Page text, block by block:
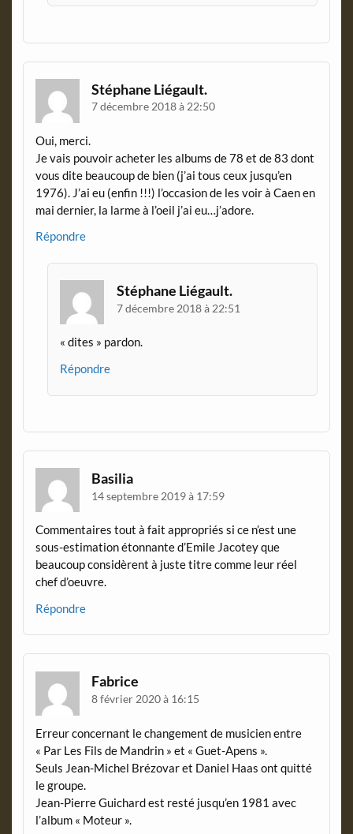
Stéphane Liégault.
7 décembre 2018 à 22:50
Oui, merci.
Je vais pouvoir acheter les albums de 78 et de 83 dont
vous dite beaucoup de bien (j’ai tous ceux jusqu’en
1976). J’ai eu (enfin !!!) l’occasion de les voir à Caen en
mai dernier, la larme à l’oeil j’ai eu…j’adore.
Répondre
Stéphane Liégault.
7 décembre 2018 à 22:51
« dites » pardon.
Répondre
Basilia
14 septembre 2019 à 17:59
Commentaires tout à fait appropriés si ce n’est une
sous-estimation étonnante d’Emile Jacotey que
beaucoup considèrent à juste titre comme leur réel
chef d’oeuvre.
Répondre
Fabrice
8 février 2020 à 16:15
Erreur concernant le changement de musicien entre
« Par Les Fils de Mandrin » et « Guet-Apens ».
Seuls Jean-Michel Brézovar et Daniel Haas ont quitté
le groupe.
Jean-Pierre Guichard est resté jusqu’en 1981 avec
l’album « Moteur ».